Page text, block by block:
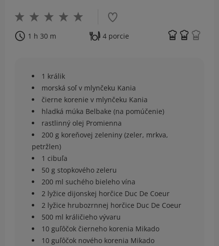
1 h 30 m 4 porcie
1 králik
morská soľ v mlynčeku Kania
čierne korenie v mlynčeku Kania
hladká múka Belbake (na pomúčenie)
rastlinný olej Promienna
200 g koreňovej zeleniny (zeler, mrkva,
petržlen)
1 cibuľa
50 g stopkového zeleru
200 ml suchého bieleho vína
2 lyžice dijonskej horčice Duc De Coeur
2 lyžice hrubozrnnej horčice Duc De Coeur
500 ml králičieho vývaru
10 guľôčok čierneho korenia Mikado
10 guľôčok nového korenia Mikado